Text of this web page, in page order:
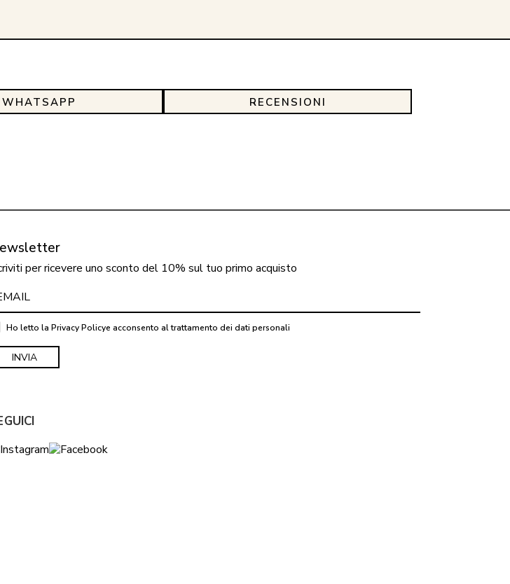
WHATSAPP RECENSIONI
per ricevere uno sconto del 10% sul tuo primo acquisto
Ho letto laPrivacy Policye acconsento al trattamento dei dati personali